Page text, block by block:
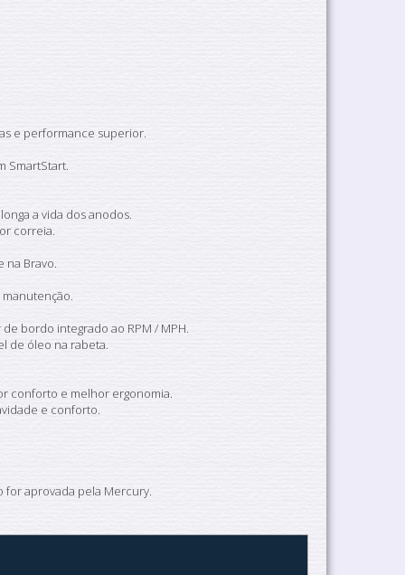
e performance superior.
SmartStart.
a vida dos anodos.
correia.
na Bravo.
bordo integrado ao RPM / MPH.
de óleo na rabeta.
conforto e melhor ergonomia.
e conforto.
for aprovada pela Mercury.